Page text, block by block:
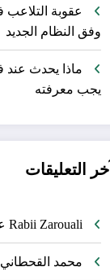
عقوبة التلاعب
وفق النظام الجديد
ماذا يحدث عند
يجب معرفته
آخر التعليقات
Rabii Zarouali
محمد القحطاني